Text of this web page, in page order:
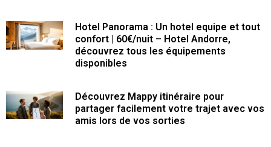
Hotel Panorama : Un hotel equipe et tout
confort | 60€/nuit – Hotel Andorre,
découvrez tous les équipements
disponibles
Découvrez Mappy itinéraire pour
partager facilement votre trajet avec vos
amis lors de vos sorties